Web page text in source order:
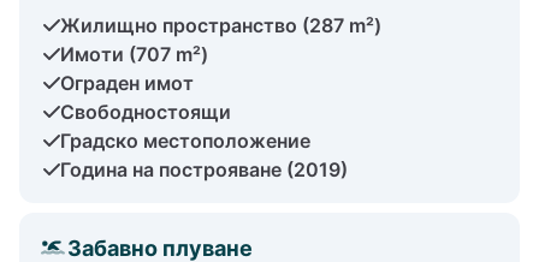
Жилищно пространство (287 m²)
Имоти (707 m²)
Ограден имот
Свободностоящи
Градско местоположение
Година на построяване (2019)
Забавно плуване